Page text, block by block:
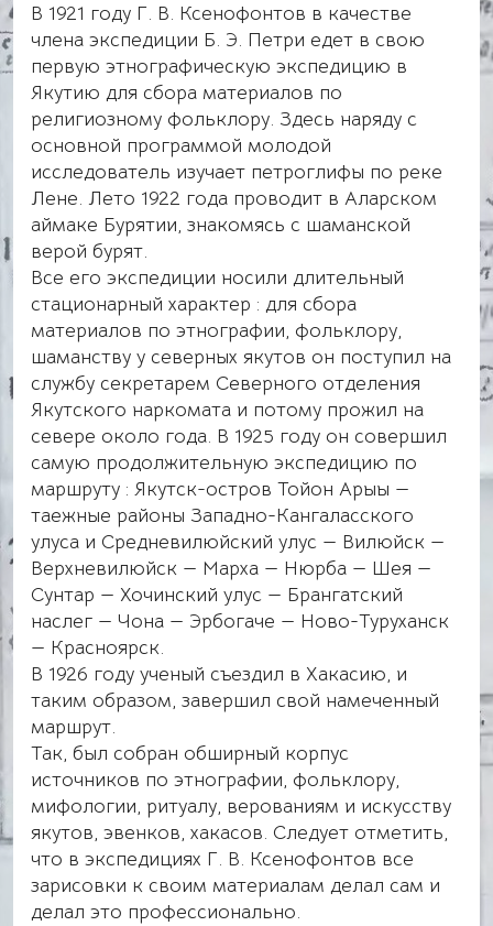
В 1921 году Г. В. Ксенофонтов в качестве
члена экспедиции Б. Э. Петри едет в свою
первую этнографическую экспедицию в
Якутию для сбора материалов по
религиозному фольклору. Здесь наряду с
основной программой молодой
исследователь изучает петроглифы по реке
Лене. Лето 1922 года проводит в Аларском
аймаке Бурятии, знакомясь с шаманской
верой бурят.
Все его экспедиции носили длительный
стационарный характер : для сбора
материалов по этнографии, фольклору,
шаманству у северных якутов он поступил на
службу секретарем Северного отделения
Якутского наркомата и потому прожил на
севере около года. В 1925 году он совершил
самую продолжительную экспедицию по
маршруту : Якутск-остров Тойон Арыы —
таежные районы Западно-Кангаласского
улуса и Средневилюйский улус — Вилюйск —
Верхневилюйск — Марха — Нюрба — Шея —
Сунтар — Хочинский улус — Брангатский
наслег — Чона — Эрбогаче — Ново-Туруханск
— Красноярск.
В 1926 году ученый съездил в Хакасию, и
таким образом, завершил свой намеченный
маршрут.
Так, был собран обширный корпус
источников по этнографии, фольклору,
мифологии, ритуалу, верованиям и искусству
якутов, эвенков, хакасов. Следует отметить,
что в экспедициях Г. В. Ксенофонтов все
зарисовки к своим материалам делал сам и
делал это профессионально.